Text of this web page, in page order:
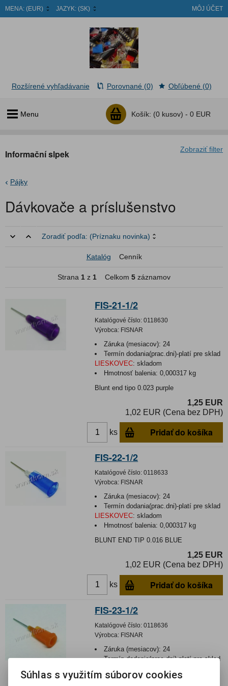
MENA: (EUR) JAZYK: (SK) MÔJ ÚČET
Menu Košík: (0 kusov) - 0 EUR
Rozšírené vyhľadávanie Porovnané (0) Obľúbené (0)
Zobraziť filter
Informační slpek
Pájky
Dávkovače a príslušenstvo
Zoradiť podľa: (Príznaku novinka)
Katalóg Cenník
Strana 1 z 1 Celkom 5 záznamov
FIS-21-1/2
Katalógové číslo: 0118630
Výrobca: FISNAR
Záruka (mesiacov): 24
Termín dodania(prac.dni)-platí pre sklad
LIESKOVEC: skladom
Hmotnosť balenia:0,000317 kg
Blunt end tipo 0.023 purple
1,25 EUR
1,02 EUR (Cena bez DPH)
ks Pridať do košíka
FIS-22-1/2
Katalógové číslo: 0118633
Výrobca: FISNAR
Záruka (mesiacov): 24
Termín dodania(prac.dni)-platí pre sklad
LIESKOVEC: skladom
Hmotnosť balenia:0,000317 kg
BLUNT END TIP 0.016 BLUE
1,25 EUR
1,02 EUR (Cena bez DPH)
ks Pridať do košíka
FIS-23-1/2
Katalógové číslo: 0118636
Výrobca: FISNAR
Záruka (mesiacov): 24
Termín dodania(prac.dni)-platí pre sklad
Hmotnosť balenia:0,000332 kg
Súhlas s využitím súborov cookies